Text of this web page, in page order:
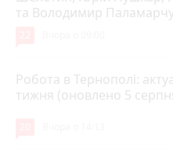
та Володимир
Робота в Тернополі:
тижня (оновлено 5